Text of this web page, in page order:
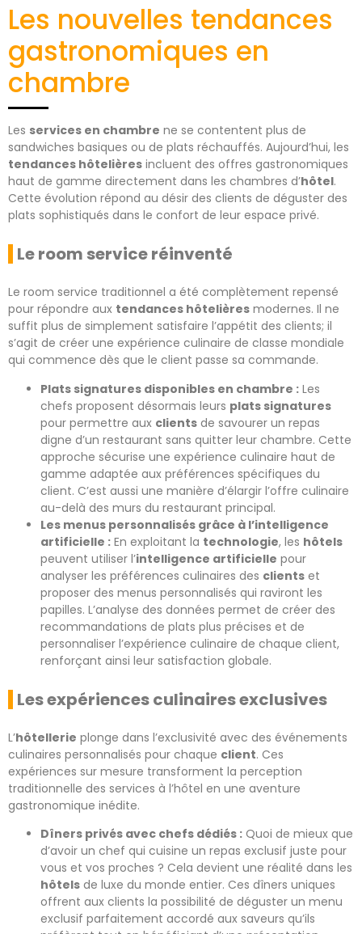
Les nouvelles tendances
gastronomiques en
chambre
Les services en chambre ne se contentent plus de
sandwiches basiques ou de plats réchauffés. Aujourd’hui, les
tendances hôtelières incluent des offres gastronomiques
haut de gamme directement dans les chambres d’hôtel.
Cette évolution répond au désir des clients de déguster des
plats sophistiqués dans le confort de leur espace privé.
Le room service réinventé
Le room service traditionnel a été complètement repensé
pour répondre aux tendances hôtelières modernes. Il ne
suffit plus de simplement satisfaire l’appétit des clients; il
s’agit de créer une expérience culinaire de classe mondiale
qui commence dès que le client passe sa commande.
Plats signatures disponibles en chambre : Les
chefs proposent désormais leurs plats signatures
pour permettre aux clients de savourer un repas
digne d’un restaurant sans quitter leur chambre. Cette
approche sécurise une expérience culinaire haut de
gamme adaptée aux préférences spécifiques du
client. C’est aussi une manière d’élargir l’offre culinaire
au-delà des murs du restaurant principal.
Les menus personnalisés grâce à l’intelligence
artificielle : En exploitant la technologie, les hôtels
peuvent utiliser l’intelligence artificielle pour
analyser les préférences culinaires des clients et
proposer des menus personnalisés qui raviront les
papilles. L’analyse des données permet de créer des
recommandations de plats plus précises et de
personnaliser l’expérience culinaire de chaque client,
renforçant ainsi leur satisfaction globale.
Les expériences culinaires exclusives
L’hôtellerie plonge dans l’exclusivité avec des événements
culinaires personnalisés pour chaque client. Ces
expériences sur mesure transforment la perception
traditionnelle des services à l’hôtel en une aventure
gastronomique inédite.
Dîners privés avec chefs dédiés : Quoi de mieux que
d’avoir un chef qui cuisine un repas exclusif juste pour
vous et vos proches ? Cela devient une réalité dans les
hôtels de luxe du monde entier. Ces dîners uniques
offrent aux clients la possibilité de déguster un menu
exclusif parfaitement accordé aux saveurs qu’ils